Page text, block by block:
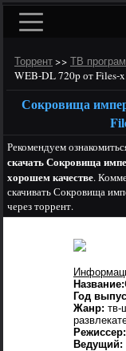
Торрент >> ТВ
WEB-DL 720p от Files-x
Сокровища
Рекомендуем
скачать Сокровища
хорошем качестве.
скачивать Сокровища
через торрент.
Название:
Год
Жанр: тв-
Режиссер:
Ведущий: